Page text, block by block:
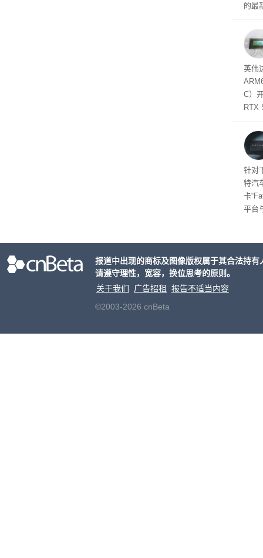
的最
内
以利
并
在线
件是
软件
态
英伟
C）
RTX
将
的技
起
针对
特汽
卡
平台
报道中出现的商标及图像版权属于其合法持
请遵守理性，宽容，换位思考的原则。
关于我们
广告招租
报告不适当内容
©2003-2026 cnBeta